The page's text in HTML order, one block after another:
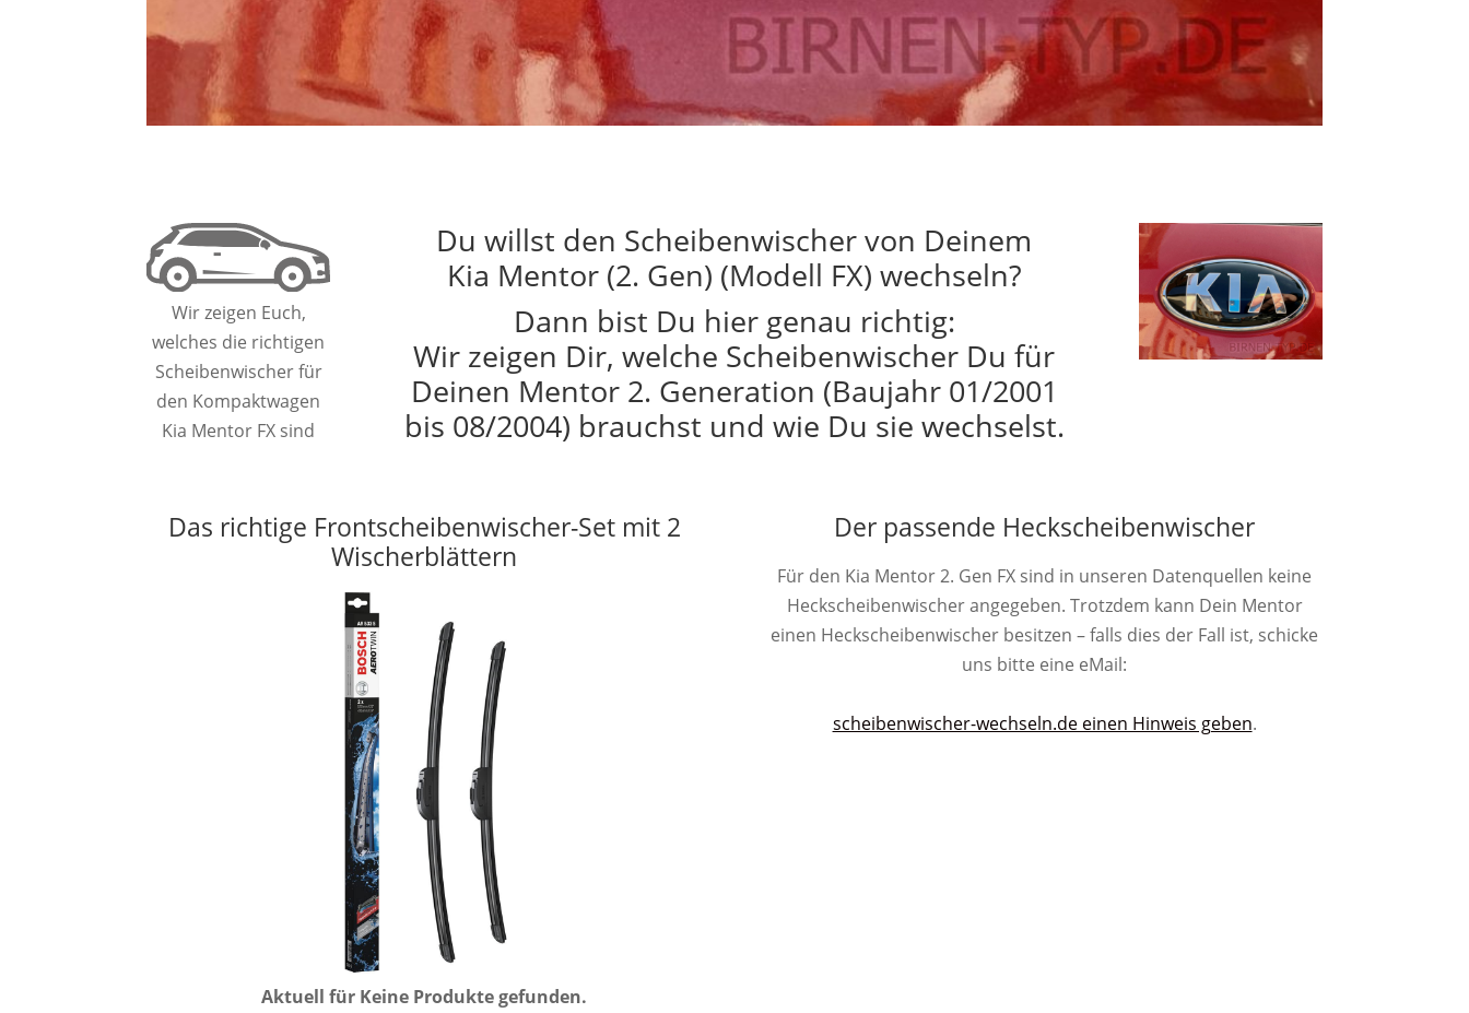
Wir zeigen Euch,
welches die richtigen
Scheibenwischer für
den Kompaktwagen
Kia Mentor FX sind
Du willst den Scheibenwischer von Deinem
Kia Mentor (2. Gen) (Modell FX) wechseln?
Dann bist Du hier genau richtig:
Wir zeigen Dir, welche Scheibenwischer Du für
Deinen Mentor 2. Generation (Baujahr 01/2001
bis 08/2004) brauchst und wie Du sie wechselst.
Das richtige Frontscheibenwischer-Set mit 2
Wischerblättern
Aktuell für Keine Produkte gefunden.
Der passende Heckscheibenwischer
Für den Kia Mentor 2. Gen FX sind in unseren Datenquellen keine
Heckscheibenwischer angegeben. Trotzdem kann Dein Mentor
einen Heckscheibenwischer besitzen – falls dies der Fall ist, schicke
uns bitte eine eMail:
scheibenwischer-wechseln.de einen Hinweis geben.